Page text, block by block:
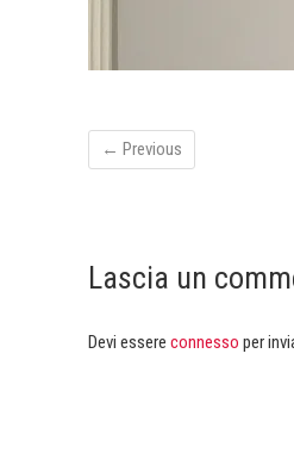
← Previous
Lascia un
Devi essere connesso per